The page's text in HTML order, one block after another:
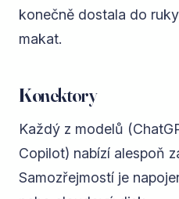
konečně dostala do
makat.
Konektory
Každý z modelů
Copilot) nabízí alespoň
Samozřejmostí je